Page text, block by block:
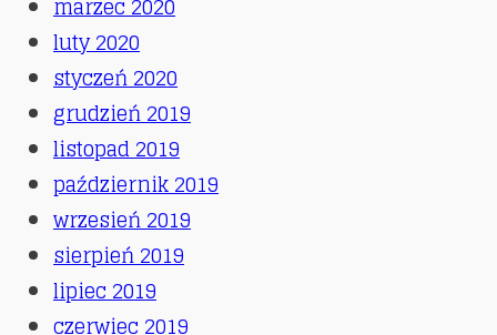
luty 2020
styczeń 2020
grudzień 2019
listopad 2019
październik 2019
wrzesień 2019
sierpień 2019
lipiec 2019
czerwiec 2019